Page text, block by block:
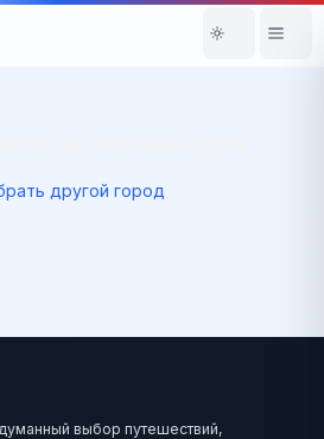
другой город
выбор путешествий,